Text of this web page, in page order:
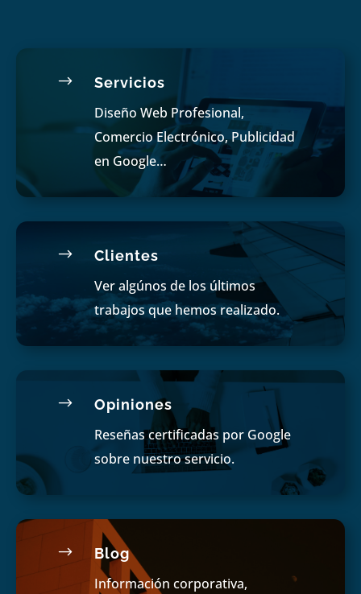
$ Servicios
Diseño Web Profesional,
Comercio Electrónico, Publicidad
en Google…
$ Clientes
Ver algúnos de los últimos
trabajos que hemos realizado.
$ Opiniones
Reseñas certificadas por Google
sobre nuestro servicio.
$ Blog
Información corporativa,